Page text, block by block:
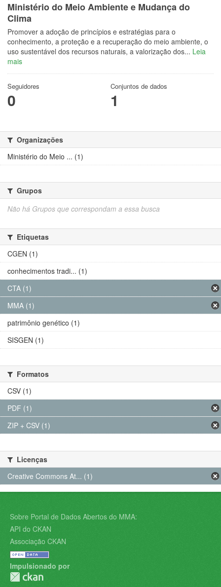
Ministério do Meio Ambiente e Mudança do
Clima
Promover a adoção de princípios e estratégias para o
conhecimento, a proteção e a recuperação do meio ambiente, o
uso sustentável dos recursos naturais, a valorização dos... Leia
mais
Seguidores
0
Conjuntos de dados
1
Organizações
Ministério do Meio ... (1)
Grupos
Não há Grupos que correspondam a essa busca
Etiquetas
CGEN (1)
conhecimentos tradi... (1)
CTA (1)
MMA (1)
patrimônio genético (1)
SISGEN (1)
Formatos
CSV (1)
PDF (1)
ZIP + CSV (1)
Licenças
Creative Commons At... (1)
Sobre Portal de Dados Abertos do MMA:
API do CKAN
Associação CKAN
Impulsionado por